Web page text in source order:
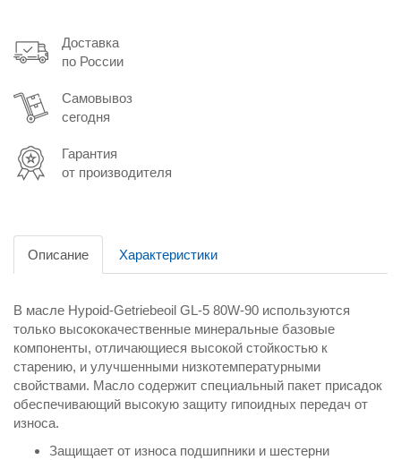
Доставка
по России
Самовывоз
сегодня
Гарантия
от производителя
Описание Характеристики
В масле Hypoid-Getriebeoil GL-5 80W-90 используются
только высококачественные минеральные базовые
компоненты, отличающиеся высокой стойкостью к
старению, и улучшенными низкотемпературными
свойствами. Масло содержит специальный пакет присадок
обеспечивающий высокую защиту гипоидных передач от
износа.
Защищает от износа подшипники и шестерни